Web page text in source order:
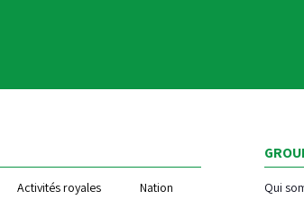
Activités royales
Nation
Qui